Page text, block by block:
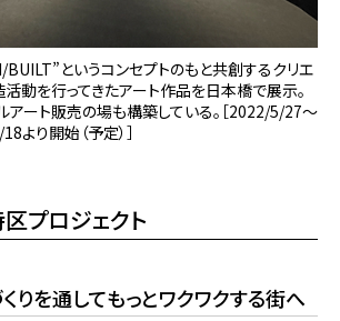
というコンセプトのもと共創するクリエ
動を行ってきたアート作品を日本橋で展示。
アート販売の場も構築している。［2022/5/27～
より開始（予定）］
プロジェクト
りを通してもっとワクワクする街へ